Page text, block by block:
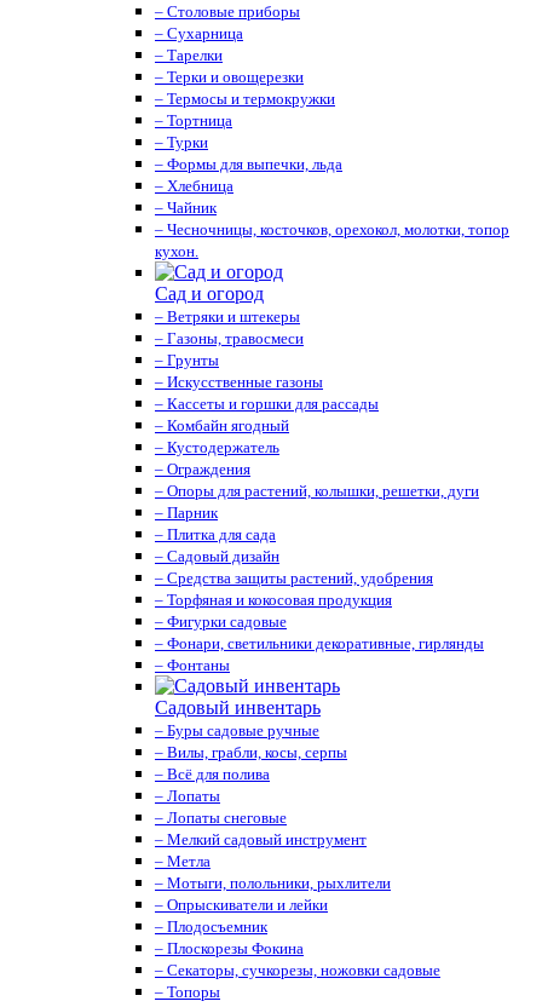
– Столовые приборы
– Сухарница
– Тарелки
– Терки и овощерезки
– Термосы и термокружки
– Тортница
– Турки
– Формы для выпечки, льда
– Хлебница
– Чайник
– Чесночницы, косточков, орехокол, молотки, топор
кухон.
Сад и огород
– Ветряки и штекеры
– Газоны, травосмеси
– Грунты
– Искусственные газоны
– Кассеты и горшки для рассады
– Комбайн ягодный
– Кустодержатель
– Ограждения
– Опоры для растений, колышки, решетки, дуги
– Парник
– Плитка для сада
– Садовый дизайн
– Средства защиты растений, удобрения
– Торфяная и кокосовая продукция
– Фигурки садовые
– Фонари, светильники декоративные, гирлянды
– Фонтаны
Садовый инвентарь
– Буры садовые ручные
– Вилы, грабли, косы, серпы
– Всё для полива
– Лопаты
– Лопаты снеговые
– Мелкий садовый инструмент
– Метла
– Мотыги, полольники, рыхлители
– Опрыскиватели и лейки
– Плодосъемник
– Плоскорезы Фокина
– Секаторы, сучкорезы, ножовки садовые
– Топоры